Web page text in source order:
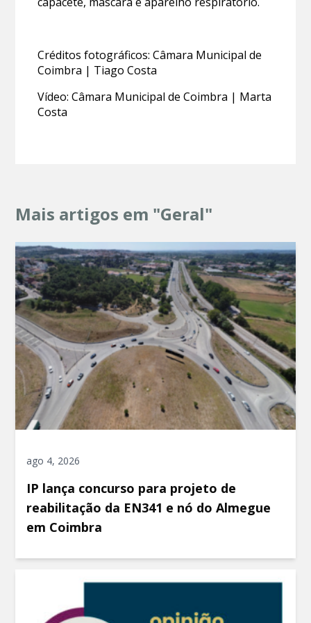
Créditos fotográficos: Câmara Municipal de
Coimbra | Tiago Costa
Vídeo: Câmara Municipal de Coimbra | Marta
Costa
Mais artigos em "Geral"
ago 4, 2026
IP lança concurso para projeto de
reabilitação da EN341 e nó do Almegue
em Coimbra